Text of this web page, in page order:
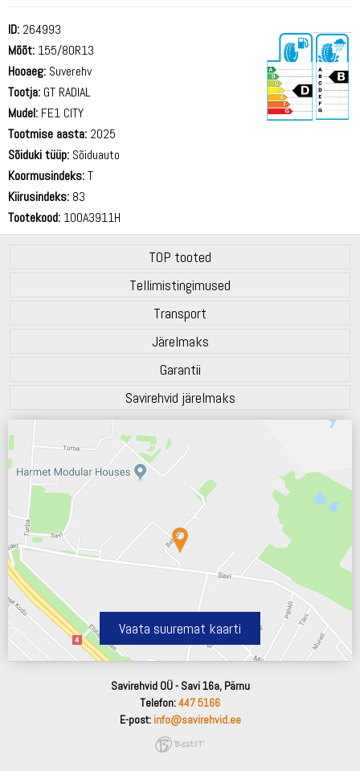
ID: 264993
Mõõt: 155/80R13
Hooaeg: Suverehv
Tootja: GT RADIAL
Mudel: FE1 CITY
Tootmise aasta: 2025
Sõiduki tüüp: Sõiduauto
Koormusindeks:T
Kiirusindeks: 83
Tootekood: 100A3911H
TOP tooted
Tellimistingimused
Transport
Järelmaks
Garantii
Savirehvid järelmaks
Vaata suuremat kaarti
Savirehvid OÜ - Savi 16a, Pärnu
Telefon:447 5166
E-post: info@savirehvid.ee